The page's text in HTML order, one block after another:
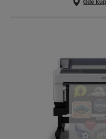
Gde